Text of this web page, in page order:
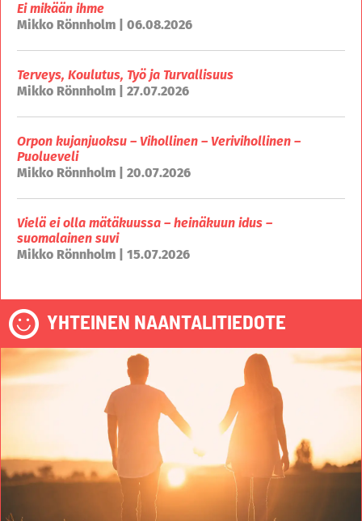
Ei mikään ihme
Mikko Rönnholm | 06.08.2026
Terveys, Koulutus, Työ ja Turvallisuus
Mikko Rönnholm | 27.07.2026
Orpon kujanjuoksu – Vihollinen – Verivihollinen –
Puolueveli
Mikko Rönnholm | 20.07.2026
Vielä ei olla mätäkuussa – heinäkuun idus –
suomalainen suvi
Mikko Rönnholm | 15.07.2026
YHTEINEN NAANTALITIEDOTE